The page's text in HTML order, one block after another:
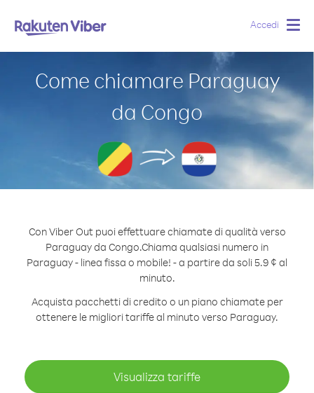
Accedi
Come chiamare Paraguay
da Congo
Con Viber Out puoi effettuare chiamate di qualità verso
Paraguay da Congo.Chiama qualsiasi numero in
Paraguay - linea fissa o mobile! - a partire da soli 5.9 ¢ al
minuto.
Acquista pacchetti di credito o un piano chiamate per
ottenere le migliori tariffe al minuto verso Paraguay.
Visualizza tariffe